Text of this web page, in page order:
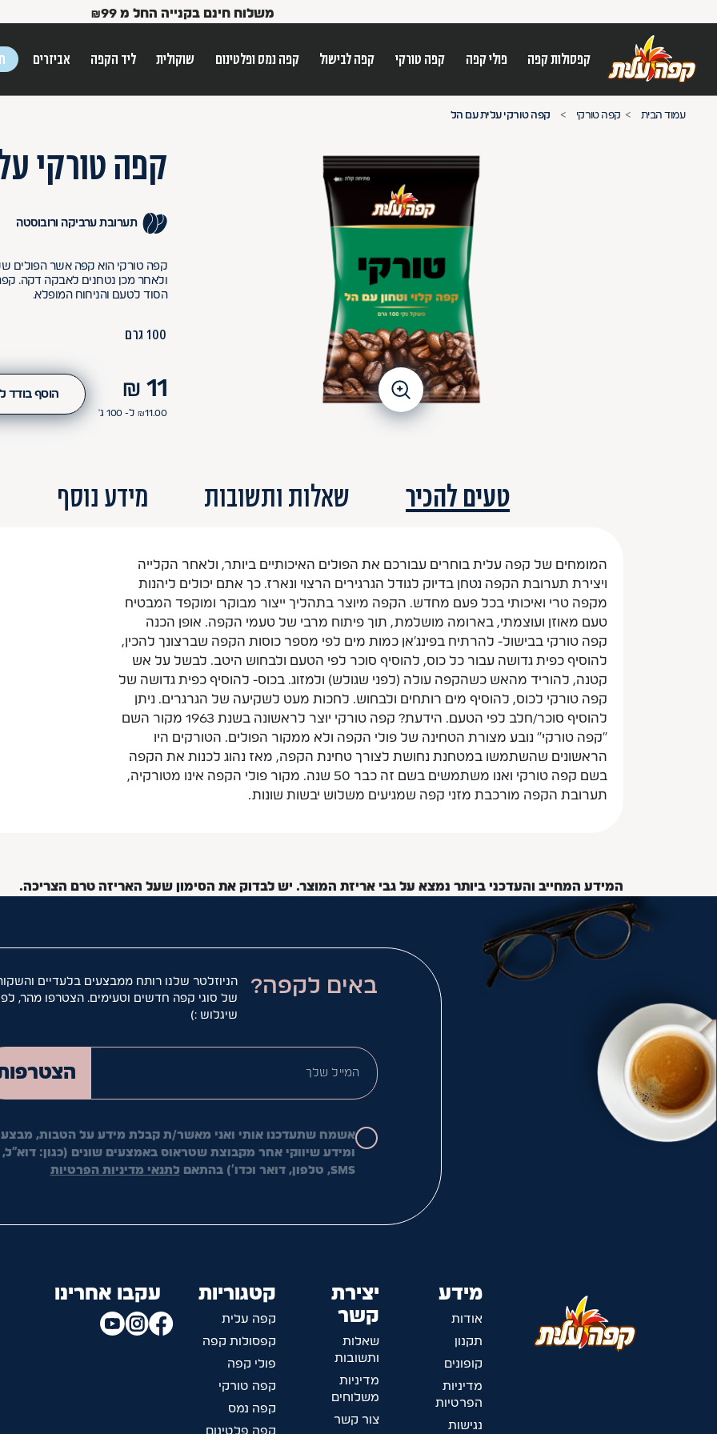
משלוח חינם בקנייה החל מ ₪99
קפסולות קפה פולי קפה קפה טורקי קפה לבישול קפה נמס ופלטינום שוקולית ליד הקפה אביזרים
על מנת לנווט בתת תפריט יש להשתמש במקש הטאב
Use Up and Down arrow keys to navigate search results.
עמוד הבית קפה טורקי קפה טורקי עלית עם הל
קפה טורקי
תערובת ערביקה ורובוסטה
קפה טורקי הוא קפה אשר הפולים שלו
ולאחר מכן נטחנים לאבקה דקה.
הסוד לטעם והניחוח המופלא.
100 גרם
11
₪
11.00
₪ ל- 100 ג'
הוסף בודד
טעים להכיר שאלות ותשובות מידע נוסף
המומחים של קפה עלית בוחרים עבורכם את הפולים האיכותיים ביותר, ולאחר הקלייה
ויצירת תערובת הקפה נטחן בדיוק לגודל הגרגירים הרצוי ונארז. כך אתם יכולים ליהנות
מקפה טרי ואיכותי בכל פעם מחדש. הקפה מיוצר בתהליך ייצור מבוקר ומוקפד המבטיח
טעם מאוזן ועוצמתי, בארומה מושלמת, תוך פיתוח מרבי של טעמי הקפה. אופן הכנה
קפה טורקי בבישול- להרתיח בפינג'אן כמות מים לפי מספר כוסות הקפה שברצונך להכין,
להוסיף כפית גדושה עבור כל כוס, להוסיף סוכר לפי הטעם ולבחוש היטב. לבשל על אש
קטנה, להוריד מהאש כשהקפה עולה (לפני שגולש) ולמזוג. בכוס- להוסיף כפית גדושה של
קפה טורקי לכוס, להוסיף מים רותחים ולבחוש. לחכות מעט לשקיעה של הגרגרים. ניתן
להוסיף סוכר/חלב לפי הטעם. הידעת? קפה טורקי יוצר לראשונה בשנת 1963 מקור השם
"קפה טורקי" נובע מצורת הטחינה של פולי הקפה ולא ממקור הפולים. הטורקים היו
הראשונים שהשתמשו במטחנת נחושת לצורך טחינת הקפה, מאז נהוג לכנות את הקפה
בשם קפה טורקי ואנו משתמשים בשם זה כבר 50 שנה. מקור פולי הקפה אינו מטורקיה,
תערובת הקפה מורכבת מזני קפה שמגיעים משלוש יבשות שונות.
המידע המחייב והעדכני ביותר נמצא על גבי אריזת המוצר. יש לבדוק את הסימון שעל האריזה טרם הצריכה.
באים לקפה?
הניוזלטר שלנו רותח ממבצעים בלעדיים
של סוגי קפה חדשים וטעימים. הצטרפו מהר,
שיגלוש :)
אשמח שתעדכנו אותי ואני מאשר/ת קבלת מידע על הטבות,
ומידע שיווקי אחר מקבוצת שטראוס באמצעים שונים (כגון: דוא"ל,
SMS, טלפון, דואר וכדו') בהתאם
לתנאי מדיניות הפרטיות
מידע
אודות
תקנון
קופונים
מדיניות
הפרטיות
נגישות
יצירת
קשר
שאלות
ותשובות
מדיניות
משלוחים
צור קשר
קטגוריות
קפה עלית
קפסולות קפה
פולי קפה
קפה טורקי
קפה נמס
קפה פלטינום
עקבו אחרינו